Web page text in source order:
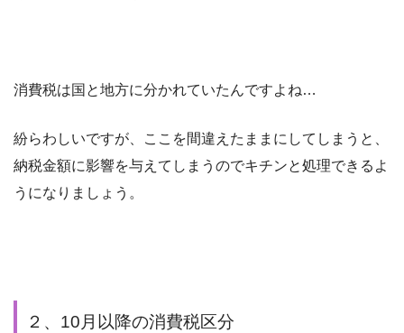
消費税は国と地方に分かれていたんですよね…
紛らわしいですが、ここを間違えたままにしてしまうと、
納税金額に影響を与えてしまうのでキチンと処理できるよ
うになりましょう。
２、10月以降の消費税区分